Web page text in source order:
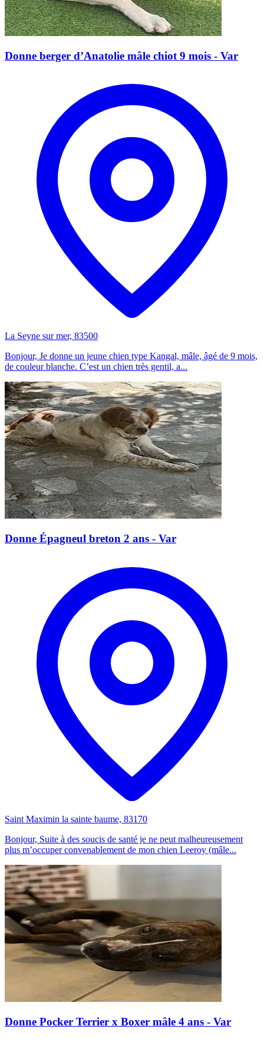
Donne berger d’Anatolie mâle chiot 9 mois - Var
La Seyne sur mer, 83500
Bonjour, Je donne un jeune chien type Kangal, mâle, âgé de 9 mois,
de couleur blanche. C’est un chien très gentil, a...
Donne Épagneul breton 2 ans - Var
Saint Maximin la sainte baume, 83170
Bonjour, Suite à des soucis de santé je ne peut malheureusement
plus m’occuper convenablement de mon chien Leeroy (mâle...
Donne Pocker Terrier x Boxer mâle 4 ans - Var